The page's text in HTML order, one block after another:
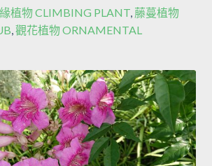
植物 CLIMBING PLANT, 藤蔓植物
,觀花植物 ORNAMENTAL